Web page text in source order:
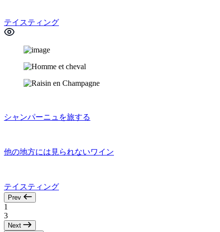
テイスティング
シャンパーニュを旅する
他の地方には見られないワイン
テイスティング
Prev
1
3
Next